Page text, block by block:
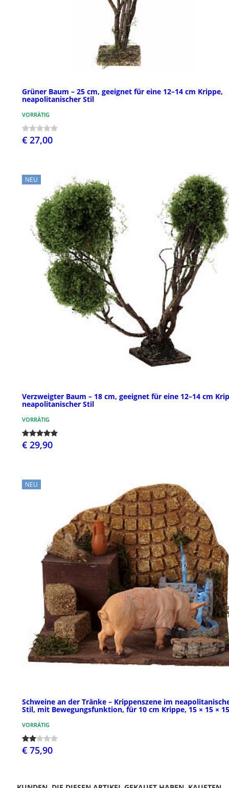
Grüner Baum – 25 cm, geeignet für eine 12–14 cm Krippe,
neapolitanischer Stil
VORRÄTIG
€ 27,00
NEU
Verzweigter Baum – 18 cm, geeignet für eine 12–14 cm
neapolitanischer Stil
VORRÄTIG
€ 29,90
NEU
Schweine an der Tränke – Krippenszene im
Stil, mit Bewegungsfunktion, für 10 cm Krippe, 15 × 15 ×
VORRÄTIG
€ 75,90